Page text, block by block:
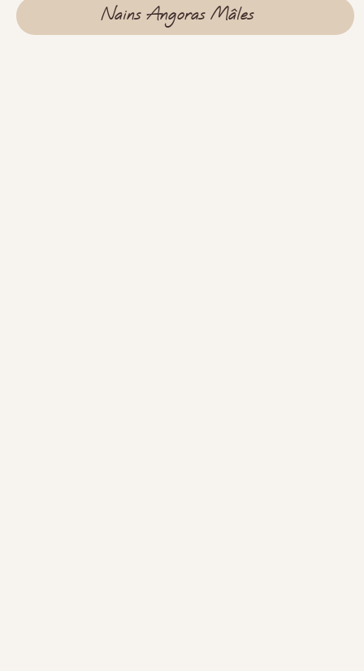
Nains Angoras Mâles